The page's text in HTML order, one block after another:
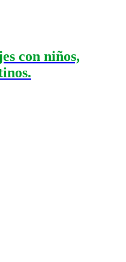
con niños,